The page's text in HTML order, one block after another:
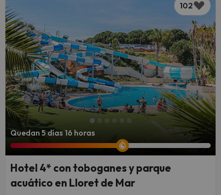
102
Quedan 5 días 16 horas
Hotel 4* con toboganes y parque
acuático en Lloret de Mar